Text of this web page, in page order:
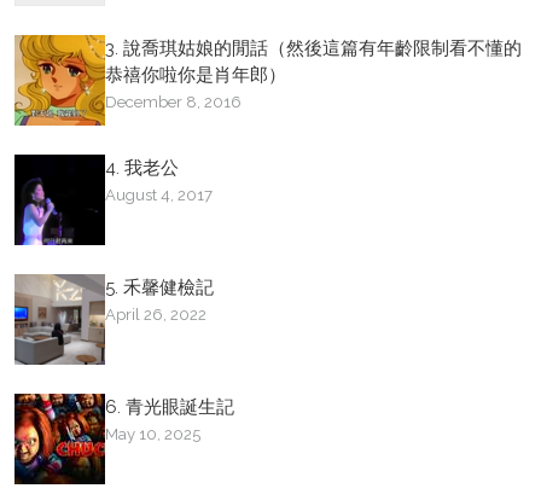
3. 說喬琪姑娘的閒話（然後這篇有年齡限制看不懂的
恭禧你啦你是肖年郎）
December 8, 2016
4. 我老公
August 4, 2017
5. 禾馨健檢記
April 26, 2022
6. 青光眼誕生記
May 10, 2025